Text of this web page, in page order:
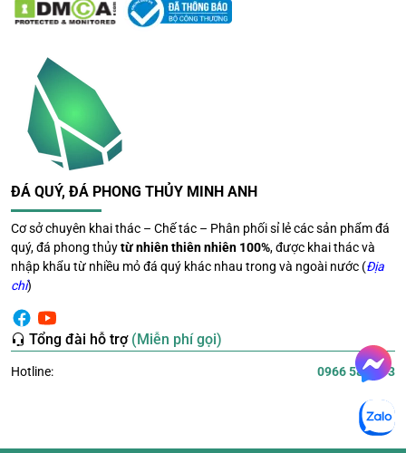
Lưu ý khi sử dụng
Nên đặt quả cầu ở nơi sạch sẽ, thoáng đãng
Tránh đặt trực tiếp dưới đất hoặc nơi ẩm thấp
Có thể thanh tẩy năng lượng định kỳ bằng ánh sáng
tự nhiên hoặc nước sạch
ĐÁ QUÝ, ĐÁ PHONG THỦY MINH ANH
Cơ sở chuyên khai thác – Chế tác – Phân phối sỉ lẻ các sản phẩm đá
quý, đá phong thủytừ nhiên thiên nhiên 100%, được khai thác và
nhập khẩu từ nhiều mỏ đá quý khác nhau trong và ngoài nước (Địa
chỉ)
Tổng đài hỗ trợ (Miễn phí gọi)
Hotline: 0966 581 393